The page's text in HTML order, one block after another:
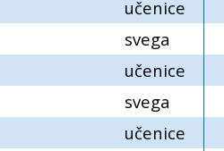
učenice
svega
učenice
svega
učenice